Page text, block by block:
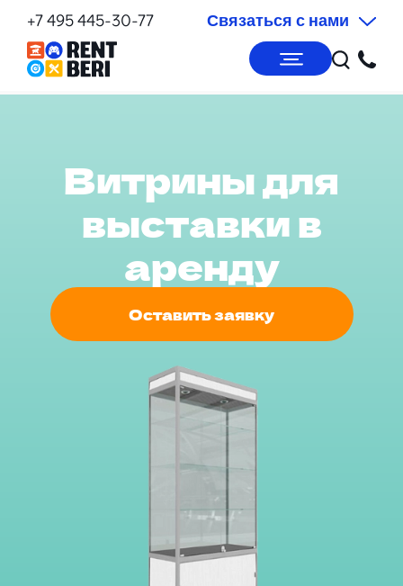
+7 495 445-30-77 Связаться с нами
Витрины для
выставки в
аренду
Оставить заявку